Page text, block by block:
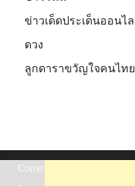
ข่าวเด็ดประเด็นออนไ
ดวง
ลูกดาราขวัญใจคนไทย
Copyright © 2026